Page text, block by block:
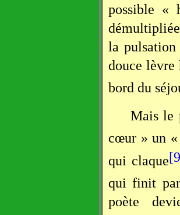
possible «
la
douce lèvre
bord du
Mais le
cœur » un «
qui claque
qui finit
poète